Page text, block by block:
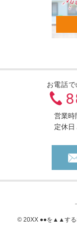
お電話
営業時
定休日
© 20XX ●●を ▲▲する